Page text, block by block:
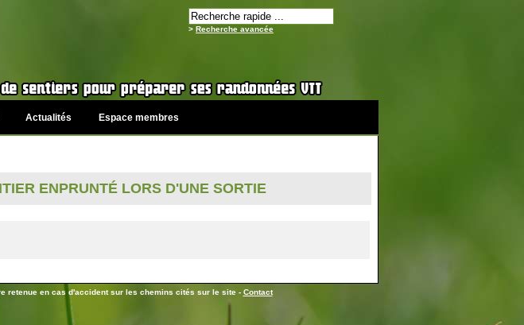
> Recherche avancée
Actualités Espace membres
ENPRUNTÉ LORS D'UNE SORTIE
retenue en cas d'accident sur les chemins cités sur le site - Contact